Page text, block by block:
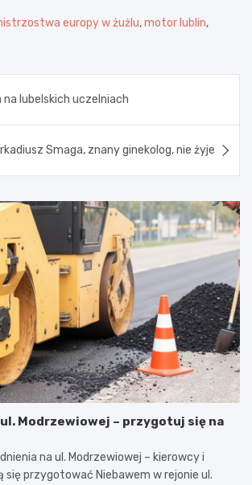
europy w żużlu,motor lublin,
na lubelskich uczelniach
Smaga, znany ginekolog, nie żyje
Modrzewiowej – przygotuj się na
na ul. Modrzewiowej – kierowcy i
się przygotować Niebawem w rejonie ul.